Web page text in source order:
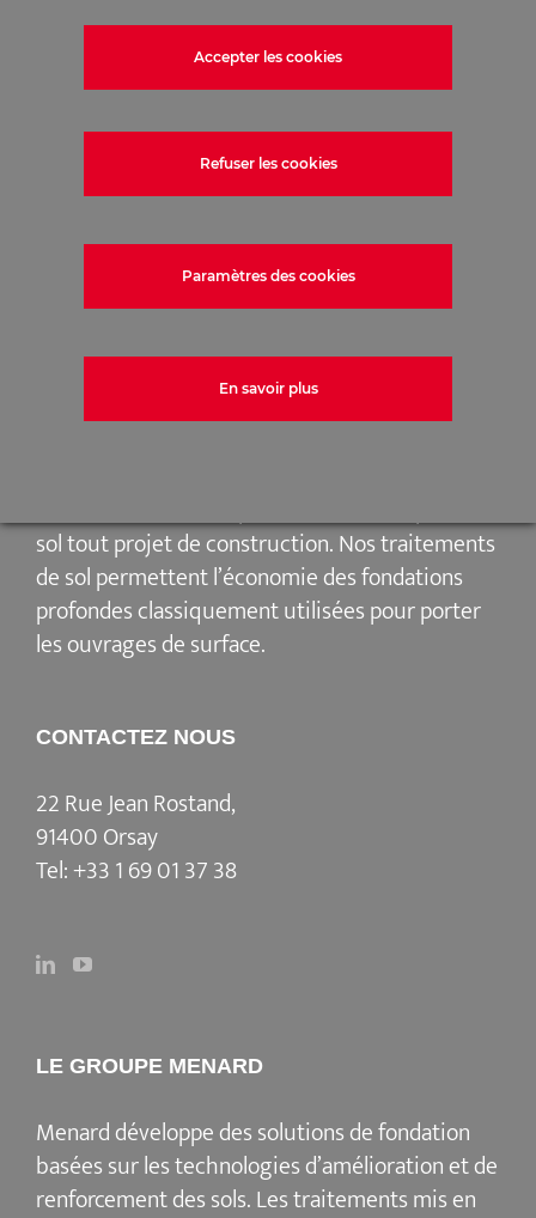
sol tout projet de construction. Nos traitements
de sol permettent l’économie des fondations
profondes classiquement utilisées pour porter
les ouvrages de surface.
CONTACTEZ NOUS
22 Rue Jean Rostand,
91400 Orsay
Tel:+33 1 69 01 37 38
LE GROUPE MENARD
Menarddéveloppe des solutions de fondation
basées sur lestechnologies d’amélioration et de
renforcement des sols. Les traitements mis en
Accepter les cookies
Refuser les cookies
En savoir plus
Paramètres des cookies